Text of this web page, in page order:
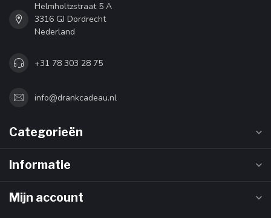
Helmholtzstraat 5 A
3316 GJ Dordrecht
Nederland
+31 78 303 28 75
info@drankcadeau.nl
Categorieën
Informatie
Mijn account